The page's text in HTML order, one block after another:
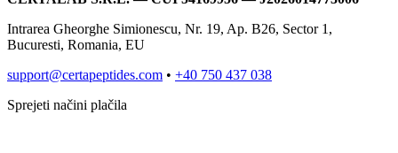
Intrarea Gheorghe Simionescu, Nr. 19, Ap. B26, Sector 1,
Bucuresti, Romania, EU
support@certapeptides.com • +40 750 437 038
Sprejeti načini plačila